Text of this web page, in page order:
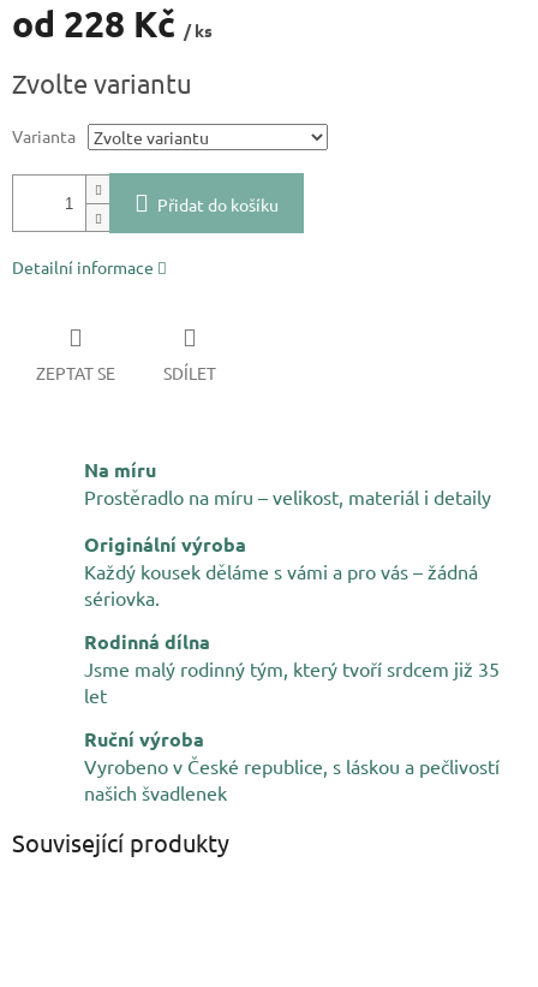
od 228 Kč / ks
cena:
Zvolte variantu
Varianta
Přidat do košíku
Detailní informace
ZEPTAT SE SDÍLET
Na míru
Prostěradlo na míru – velikost, materiál i detaily
Originální výroba
Každý kousek děláme s vámi a pro vás – žádná
sériovka.
Rodinná dílna
Jsme malý rodinný tým, který tvoří srdcem již 35
let
Ruční výroba
Vyrobeno v České republice, s láskou a pečlivostí
našich švadlenek
Související produkty